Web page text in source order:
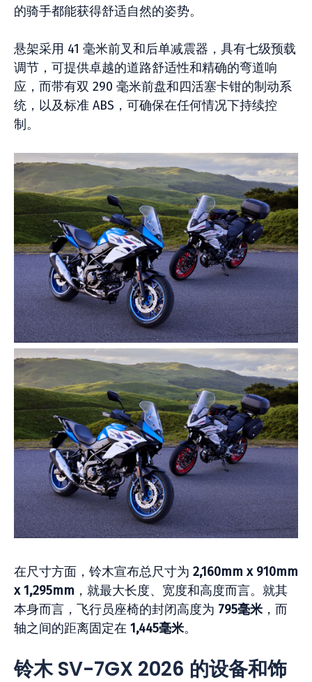
的骑手都能获得舒适自然的姿势。
悬架采用 41 毫米前叉和后单减震器，具有七级预载
调节，可提供卓越的道路舒适性和精确的弯道响
应，而带有双 290 毫米前盘和四活塞卡钳的制动系
统，以及标准 ABS，可确保在任何情况下持续控
制。
在尺寸方面，铃木宣布总尺寸为 2,160mm x 910mm
x 1,295mm ，就最大长度、宽度和高度而言。就其
本身而言，飞行员座椅的封闭高度为 795毫米，而
轴之间的距离固定在 1,445毫米。
铃木 SV-7GX 2026 的设备和饰